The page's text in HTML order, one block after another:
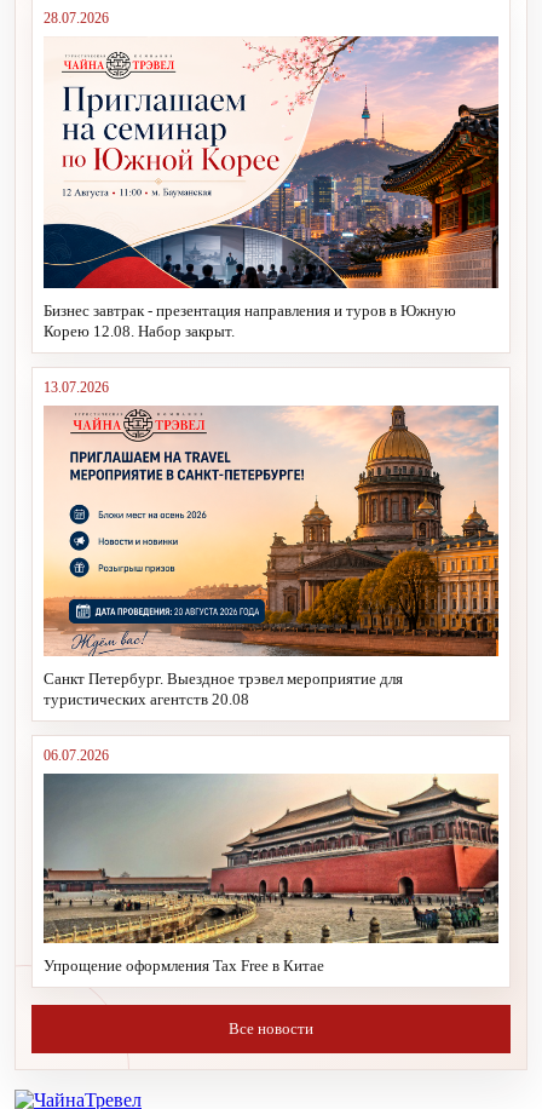
28.07.2026
Бизнес завтрак - презентация направления и туров в Южную
Корею 12.08. Набор закрыт.
13.07.2026
Санкт Петербург. Выездное трэвел мероприятие для
туристических агентств 20.08
06.07.2026
Упрощение оформления Tax Free в Китае
Все новости